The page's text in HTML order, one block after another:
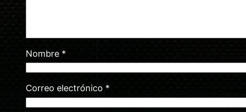
Nombre *
Correo electrónico *